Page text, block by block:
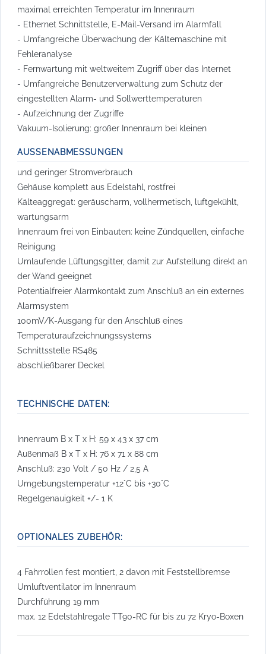
maximal erreichten Temperatur im Innenraum
- Ethernet Schnittstelle, E-Mail-Versand im Alarmfall
- Umfangreiche Überwachung der Kältemaschine mit
Fehleranalyse
- Fernwartung mit weltweitem Zugriff über das Internet
- Umfangreiche Benutzerverwaltung zum Schutz der
eingestellten Alarm- und Sollwerttemperaturen
- Aufzeichnung der Zugriffe
Vakuum-Isolierung: großer Innenraum bei kleinen
AUSSENABMESSUNGEN
und geringer Stromverbrauch
Gehäuse komplett aus Edelstahl, rostfrei
Kälteaggregat: geräuscharm, vollhermetisch, luftgekühlt,
wartungsarm
Innenraum frei von Einbauten: keine Zündquellen, einfache
Reinigung
Umlaufende Lüftungsgitter, damit zur Aufstellung direkt an
der Wand geeignet
Potentialfreier Alarmkontakt zum Anschluß an ein externes
Alarmsystem
100mV/K-Ausgang für den Anschluß eines
Temperaturaufzeichnungssystems
Schnittsstelle RS485
abschließbarer Deckel
TECHNISCHE DATEN:
Innenraum B x T x H: 59 x 43 x 37 cm
Außenmaß B x T x H: 76 x 71 x 88 cm
Anschluß: 230 Volt / 50 Hz / 2,5 A
Umgebungstemperatur +12°C bis +30°C
Regelgenauigkeit +/- 1 K
OPTIONALES ZUBEHÖR:
4 Fahrrollen fest montiert, 2 davon mit Feststellbremse
Umluftventilator im Innenraum
Durchführung 19 mm
max. 12 Edelstahlregale TT90-RC für bis zu 72 Kryo-Boxen